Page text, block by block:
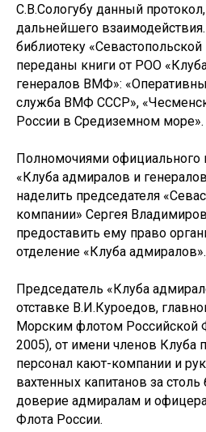
С.В.Сологубу данный
дальнейшего
библиотеку
переданы книги от РОО
генералов ВМФ»:
служба ВМФ СССР»,
России в Средиземном море».
Полномочиями официального
«Клуба адмиралов и
наделить председателя
компании» Сергея
предоставить ему право
отделение «Клуба адмиралов».
Председатель «Клуба
отставке В.И.Куроедов,
Морским флотом Российской
2005), от имени членов Клуба
персонал кают-компании и
вахтенных капитанов за
доверие адмиралам и
Флота России.